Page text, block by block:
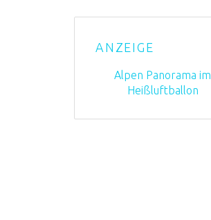
ANZEIGE
Alpen Panorama im
Heißluftballon